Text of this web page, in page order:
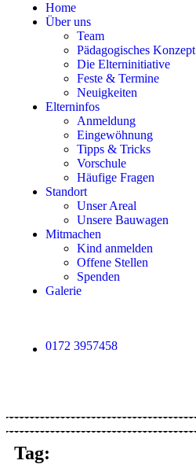
Home
Über uns
Team
Pädagogisches Konzept
Die Elterninitiative
Feste & Termine
Neuigkeiten
Elterninfos
Anmeldung
Eingewöhnung
Tipps & Tricks
Vorschule
Häufige Fragen
Standort
Unser Areal
Unsere Bauwagen
Mitmachen
Kind anmelden
Offene Stellen
Spenden
Galerie
0172 3957458
Tag: